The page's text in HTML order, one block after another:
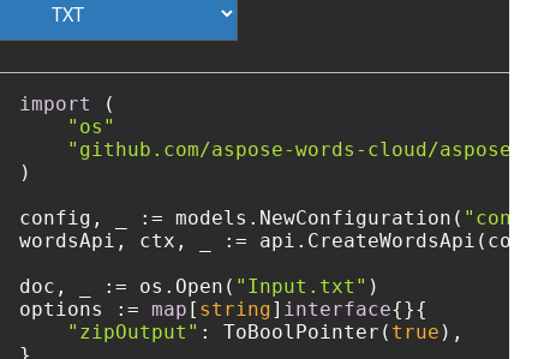
import
(
"os"
"github.com/aspose-words-cloud/
)
config, _ := models.NewConfiguration(
wordsApi, ctx, _ :=
doc, _ := os.Open( "Input.txt" )
options := map [ string] interface{}{
"zipOutput" : ToBoolPointer( true ),